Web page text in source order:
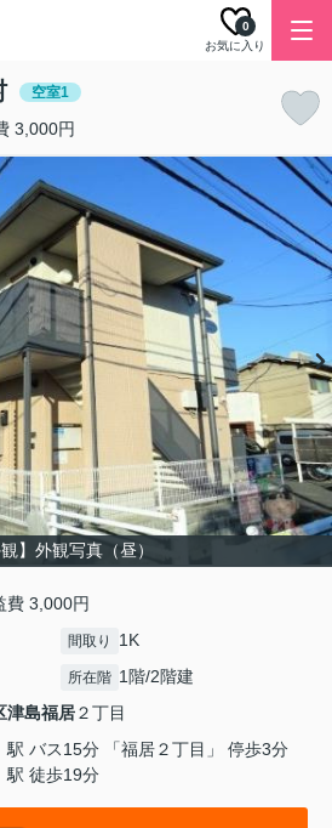
お気に入り
0
空室1
3,000円
観】外観写真（昼）
費 3,000円
間取り 1K
所在階 1階/2階建
津島福居２丁目
駅 バス15分 「福居２丁目」 停歩3分
駅 徒歩19分